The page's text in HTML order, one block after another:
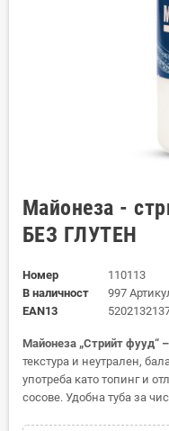
Майонеза -
БЕЗ ГЛУТЕН
Номер
110113
В наличност
997
EAN13
Майонеза „Стрийт фууд“ –
текстура и неутрален,
употреба като топинг и
сосове. Удобна туба за